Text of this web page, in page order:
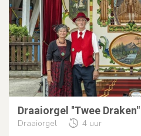
Draaiorgel ''Twee Draken"
Draaiorgel 4 uur